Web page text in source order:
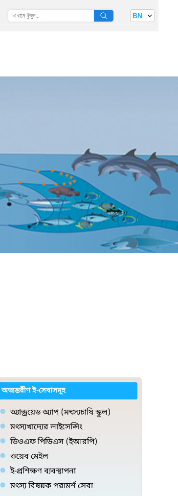
BN
অভ্যন্তরীণ ই-সেবাসমূহ
অ্যান্ড্রয়েড অ্যাপ (মৎস্যচাষি স্কুল)
মৎস্যখাদ্যের লাইসেন্সিং
ডিওএফ পিডিএস (ইআরপি)
ওয়েব মেইল
ই-প্রশিক্ষণ ব্যবস্থাপনা
মৎস্য বিষয়ক পরামর্শ সেবা